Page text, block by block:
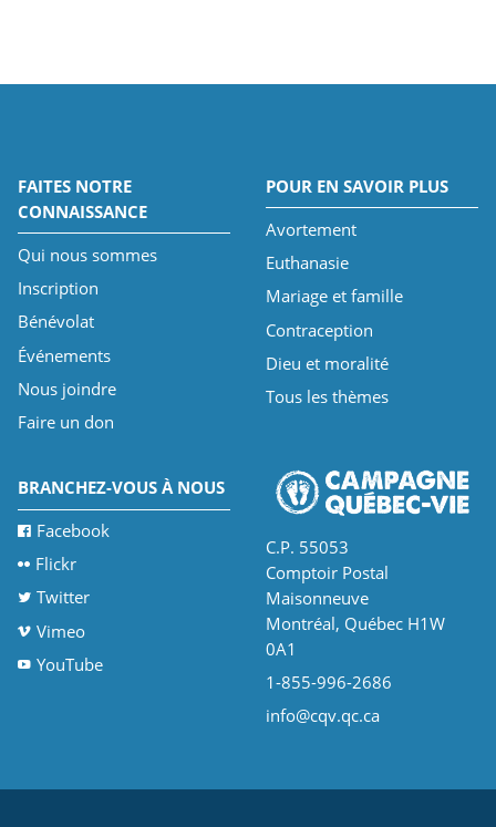
FAITES NOTRE
CONNAISSANCE
Qui nous sommes
Inscription
Bénévolat
Événements
Nous joindre
Faire un don
POUR EN SAVOIR PLUS
Avortement
Euthanasie
Mariage et famille
Contraception
Dieu et moralité
Tous les thèmes
BRANCHEZ-VOUS À NOUS
Facebook
Flickr
Twitter
Vimeo
YouTube
C.P. 55053
Comptoir Postal
Maisonneuve
Montréal, Québec H1W
0A1
1-855-996-2686
info@cqv.qc.ca